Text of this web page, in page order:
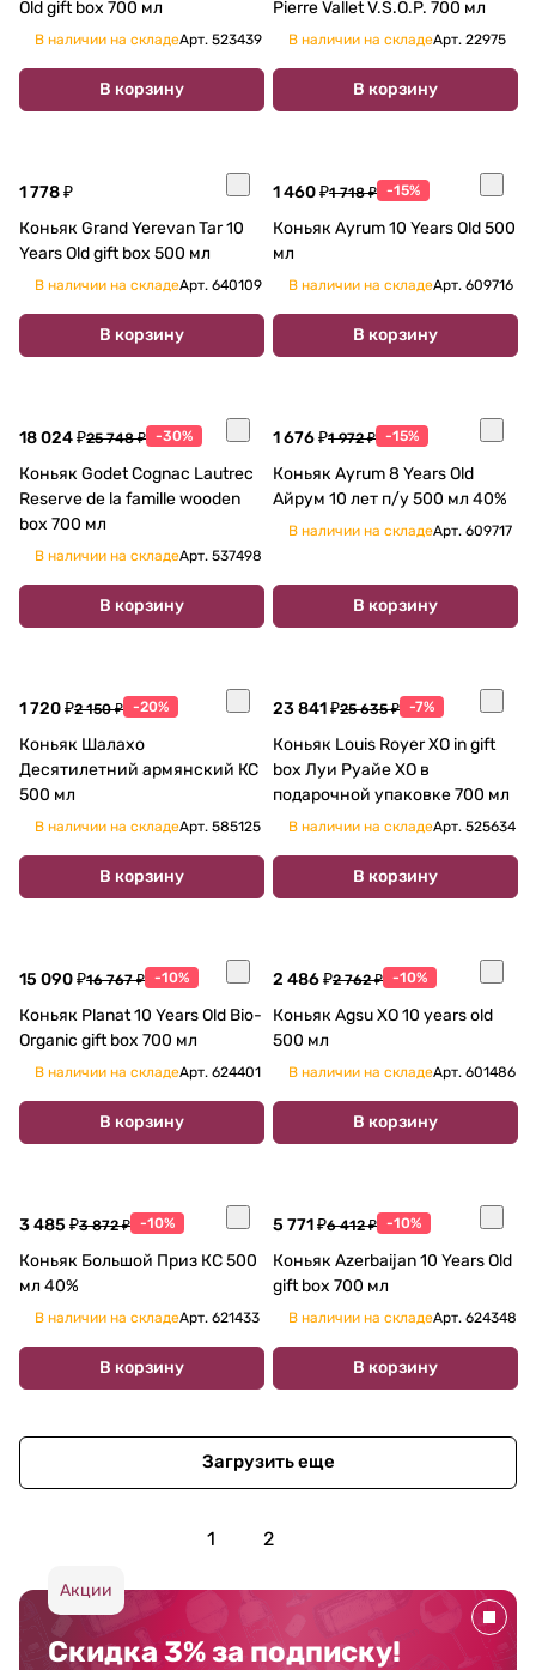
Old gift box 700 мл
В наличии на складеАрт. 523439
В корзину
Pierre Vallet V.S.O.P. 700 мл
В наличии на складеАрт. 22975
В корзину
1 778 ₽
Коньяк Grand Yerevan Tar 10
Years Old gift box 500 мл
В наличии на складеАрт. 640109
В корзину
1 460 ₽1 718 ₽ -15%
Коньяк Ayrum 10 Years Old 500
мл
В наличии на складеАрт. 609716
В корзину
18 024 ₽25 748 ₽ -30%
Коньяк Godet Cognac Lautrec
Reserve de la famille wooden
box 700 мл
В наличии на складеАрт. 537498
В корзину
1 676 ₽1 972 ₽ -15%
Коньяк Ayrum 8 Years Old
Айрум 10 лет п/у 500 мл 40%
В наличии на складеАрт. 609717
В корзину
1 720 ₽2 150 ₽ -20%
Коньяк Шалахо
Десятилетний армянский КС
500 мл
В наличии на складеАрт. 585125
В корзину
23 841 ₽25 635 ₽ -7%
Коньяк Louis Royer XO in gift
box Луи Руайе XO в
подарочной упаковке 700 мл
В наличии на складеАрт. 525634
В корзину
15 090 ₽16 767 ₽ -10%
Коньяк Planat 10 Years Old Bio-
Organic gift box 700 мл
В наличии на складеАрт. 624401
В корзину
2 486 ₽2 762 ₽ -10%
Коньяк Agsu XO 10 years old
500 мл
В наличии на складеАрт. 601486
В корзину
3 485 ₽3 872 ₽ -10%
Коньяк Большой Приз КC 500
мл 40%
В наличии на складеАрт. 621433
В корзину
5 771 ₽6 412 ₽ -10%
Коньяк Azerbaijan 10 Years Old
gift box 700 мл
В наличии на складеАрт. 624348
В корзину
Загрузить еще
1 2
Акции
Скидка 3% за подписку!